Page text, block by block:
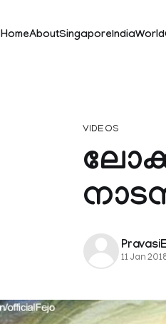
HomeAboutSingaporeIndiaWorld
VIDEOS
11 Jan